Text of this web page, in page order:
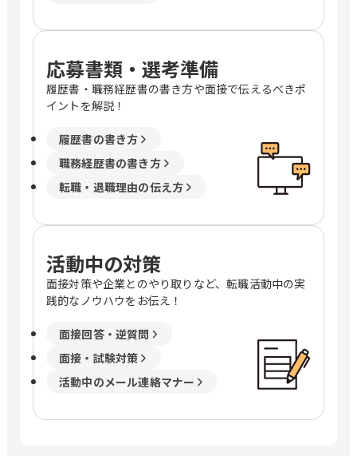
応募書類・選考準備
履歴書・職務経歴書の書き方や面接で伝えるべきポ
イントを解説！
履歴書の書き方
職務経歴書の書き方
転職・退職理由の伝え方
活動中の対策
面接対策や企業とのやり取りなど、転職活動中の実
践的なノウハウをお伝え！
面接回答・逆質問
面接・試験対策
活動中のメール連絡マナー